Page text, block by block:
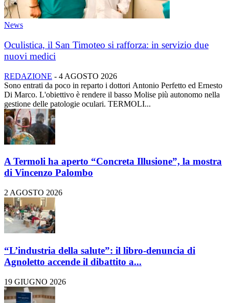
News
Oculistica, il San Timoteo si rafforza: in servizio due
nuovi medici
REDAZIONE - 4 AGOSTO 2026
Sono entrati da poco in reparto i dottori Antonio Perfetto ed Ernesto
Di Marco. L'obiettivo è rendere il basso Molise più autonomo nella
gestione delle patologie oculari. TERMOLI...
A Termoli ha aperto “Concreta Illusione”, la mostra
di Vincenzo Palombo
2 AGOSTO 2026
“L’industria della salute”: il libro-denuncia di
Agnoletto accende il dibattito a...
19 GIUGNO 2026